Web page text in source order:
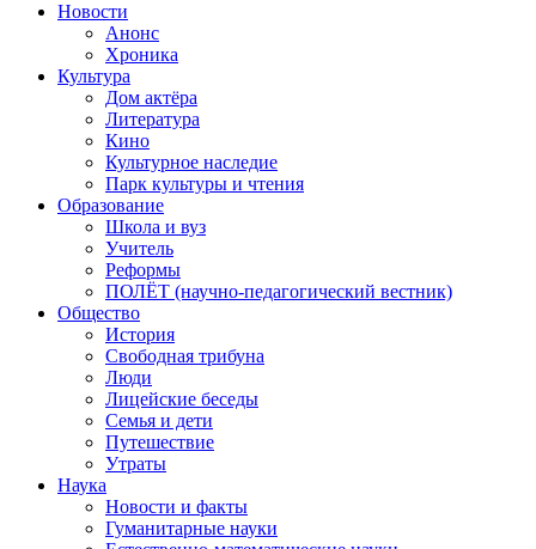
Новости
Анонс
Хроника
Культура
Дом актёра
Литература
Кино
Культурное наследие
Парк культуры и чтения
Образование
Школа и вуз
Учитель
Реформы
ПОЛЁТ (научно-педагогический вестник)
Общество
История
Свободная трибуна
Люди
Лицейские беседы
Семья и дети
Путешествие
Утраты
Наука
Новости и факты
Гуманитарные науки